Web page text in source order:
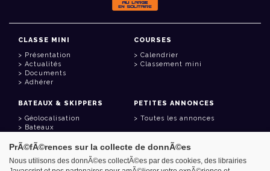
CLASSE MINI
Présentation
Actualités
Documents
Adhérer
COURSES
Calendrier
Classement mini
BATEAUX & SKIPPERS
Géolocalisation
Bateaux
PETITES ANNONCES
Toutes les annonces
LIENS UTILES
PrÃ©fÃ©rences sur la collecte de donnÃ©es
Nous utilisons des donnÃ©es collectÃ©es par des cookies, des librairies